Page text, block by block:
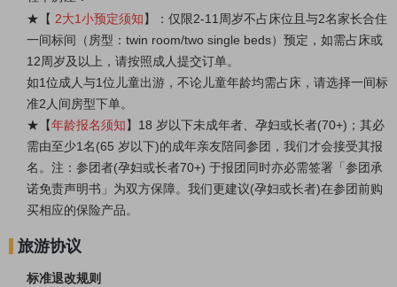
★ 【 2大1小预定须知】：仅限2-11周岁不占床位且与2名家长合住
一间标间（房型：twin room/two single beds）预定，如需占床或
12周岁及以上 ，请按照成人提交订单。
如1位成人与1位儿童出游，不论儿童年龄均需占床，请选择一间标
准2人间房型下单。
★ 【年龄报名须知】18 岁以下未成年者、孕妇或长者(70+)；其必
需由至少1名(65 岁以下)的成年亲友陪同参团，我们才会接受其报
名。注：参团者(孕妇或长者70+) 于报团同时亦必需签署「参团承
诺免责声明书」为双方保障。我们更建议(孕妇或长者)在参团前购
买相应的保险产品。
旅游协议
标准退改规则